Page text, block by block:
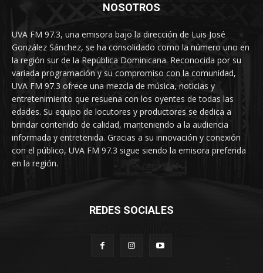
NOSOTROS
UVA FM 97.3, una emisora bajo la dirección de Luis José
González Sánchez, se ha consolidado como la número uno en
la región sur de la República Dominicana. Reconocida por su
variada programación y su compromiso con la comunidad,
UVA FM 97.3 ofrece una mezcla de música, noticias y
entretenimiento que resuena con los oyentes de todas las
edades. Su equipo de locutores y productores se dedica a
brindar contenido de calidad, manteniendo a la audiencia
informada y entretenida. Gracias a su innovación y conexión
con el público, UVA FM 97.3 sigue siendo la emisora preferida
en la región.
REDES SOCIALES